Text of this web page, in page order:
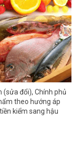
(sửa đổi), Chính phủ
theo hướng áp
kiểm sang hậu